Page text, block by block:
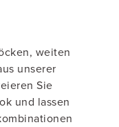
weiten
unserer
Sie
und lassen